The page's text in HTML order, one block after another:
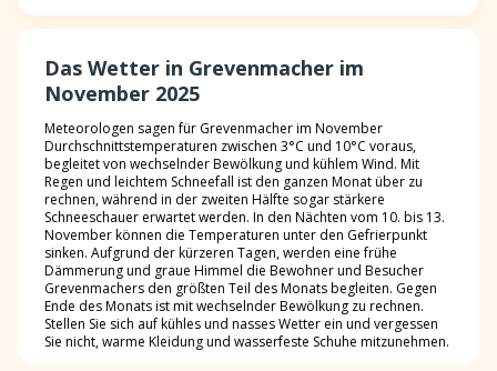
Das Wetter in Grevenmacher im
November 2025
Meteorologen sagen für Grevenmacher im November
Durchschnittstemperaturen zwischen 3°C und 10°C voraus,
begleitet von wechselnder Bewölkung und kühlem Wind. Mit
Regen und leichtem Schneefall ist den ganzen Monat über zu
rechnen, während in der zweiten Hälfte sogar stärkere
Schneeschauer erwartet werden. In den Nächten vom 10. bis 13.
November können die Temperaturen unter den Gefrierpunkt
sinken. Aufgrund der kürzeren Tagen, werden eine frühe
Dämmerung und graue Himmel die Bewohner und Besucher
Grevenmachers den größten Teil des Monats begleiten. Gegen
Ende des Monats ist mit wechselnder Bewölkung zu rechnen.
Stellen Sie sich auf kühles und nasses Wetter ein und vergessen
Sie nicht, warme Kleidung und wasserfeste Schuhe mitzunehmen.